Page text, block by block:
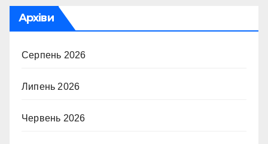
Архіви
Серпень 2026
Липень 2026
Червень 2026